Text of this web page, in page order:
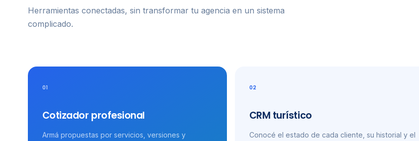
Herramientas conectadas, sin transformar tu agencia en un sistema
complicado.
01
Cotizador profesional
Armá propuestas por servicios, versiones y
02
CRM turístico
Conocé el estado de cada cliente, su historial y el